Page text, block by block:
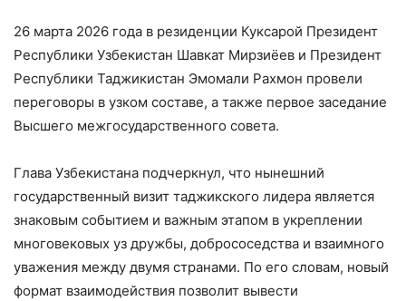
26 марта 2026 года в резиденции Куксарой Президент
Республики Узбекистан Шавкат Мирзиёев и Президент
Республики Таджикистан Эмомали Рахмон провели
переговоры в узком составе, а также первое заседание
Высшего межгосударственного совета.
Глава Узбекистана подчеркнул, что нынешний
государственный визит таджикского лидера является
знаковым событием и важным этапом в укреплении
многовековых уз дружбы, добрососедства и взаимного
уважения между двумя странами. По его словам, новый
формат взаимодействия позволит вывести